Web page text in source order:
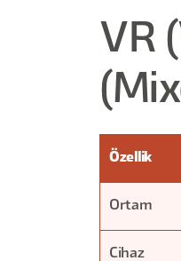
VR
Özellik
Ortam
Cihaz